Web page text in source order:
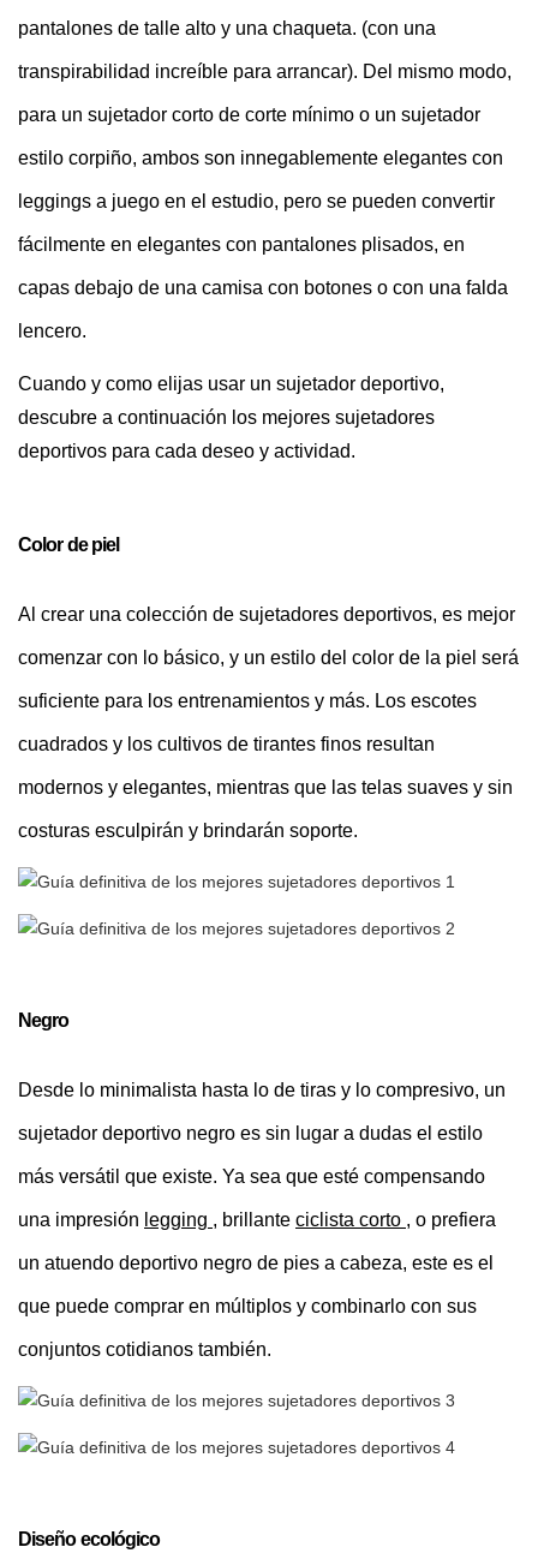
pantalones de talle alto y una chaqueta. (con una
transpirabilidad increíble para arrancar). Del mismo modo,
para un sujetador corto de corte mínimo o un sujetador
estilo corpiño, ambos son innegablemente elegantes con
leggings a juego en el estudio, pero se pueden convertir
fácilmente en elegantes con pantalones plisados, en
capas debajo de una camisa con botones o con una falda
lencero.
Cuando y como elijas usar un sujetador deportivo,
descubre a continuación los mejores sujetadores
deportivos para cada deseo y actividad.
Color de piel
Al crear una colección de sujetadores deportivos, es mejor
comenzar con lo básico, y un estilo del color de la piel será
suficiente para los entrenamientos y más. Los escotes
cuadrados y los cultivos de tirantes finos resultan
modernos y elegantes, mientras que las telas suaves y sin
costuras esculpirán y brindarán soporte.
Negro
Desde lo minimalista hasta lo de tiras y lo compresivo, un
sujetador deportivo negro es sin lugar a dudas el estilo
más versátil que existe. Ya sea que esté compensando
una impresión legging , brillante ciclista corto , o prefiera
un atuendo deportivo negro de pies a cabeza, este es el
que puede comprar en múltiplos y combinarlo con sus
conjuntos cotidianos también.
Diseño ecológico